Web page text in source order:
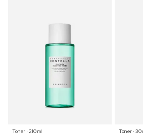
Toner ⋅ 210 ml
Toner ⋅ 30